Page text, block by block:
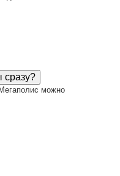
сразу?
можно